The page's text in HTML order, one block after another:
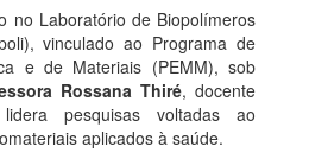
no Laboratório de Biopolímeros
vinculado ao Programa de
e de Materiais (PEMM), sob
Rossana Thiré, docente
pesquisas voltadas ao
aplicados à saúde.